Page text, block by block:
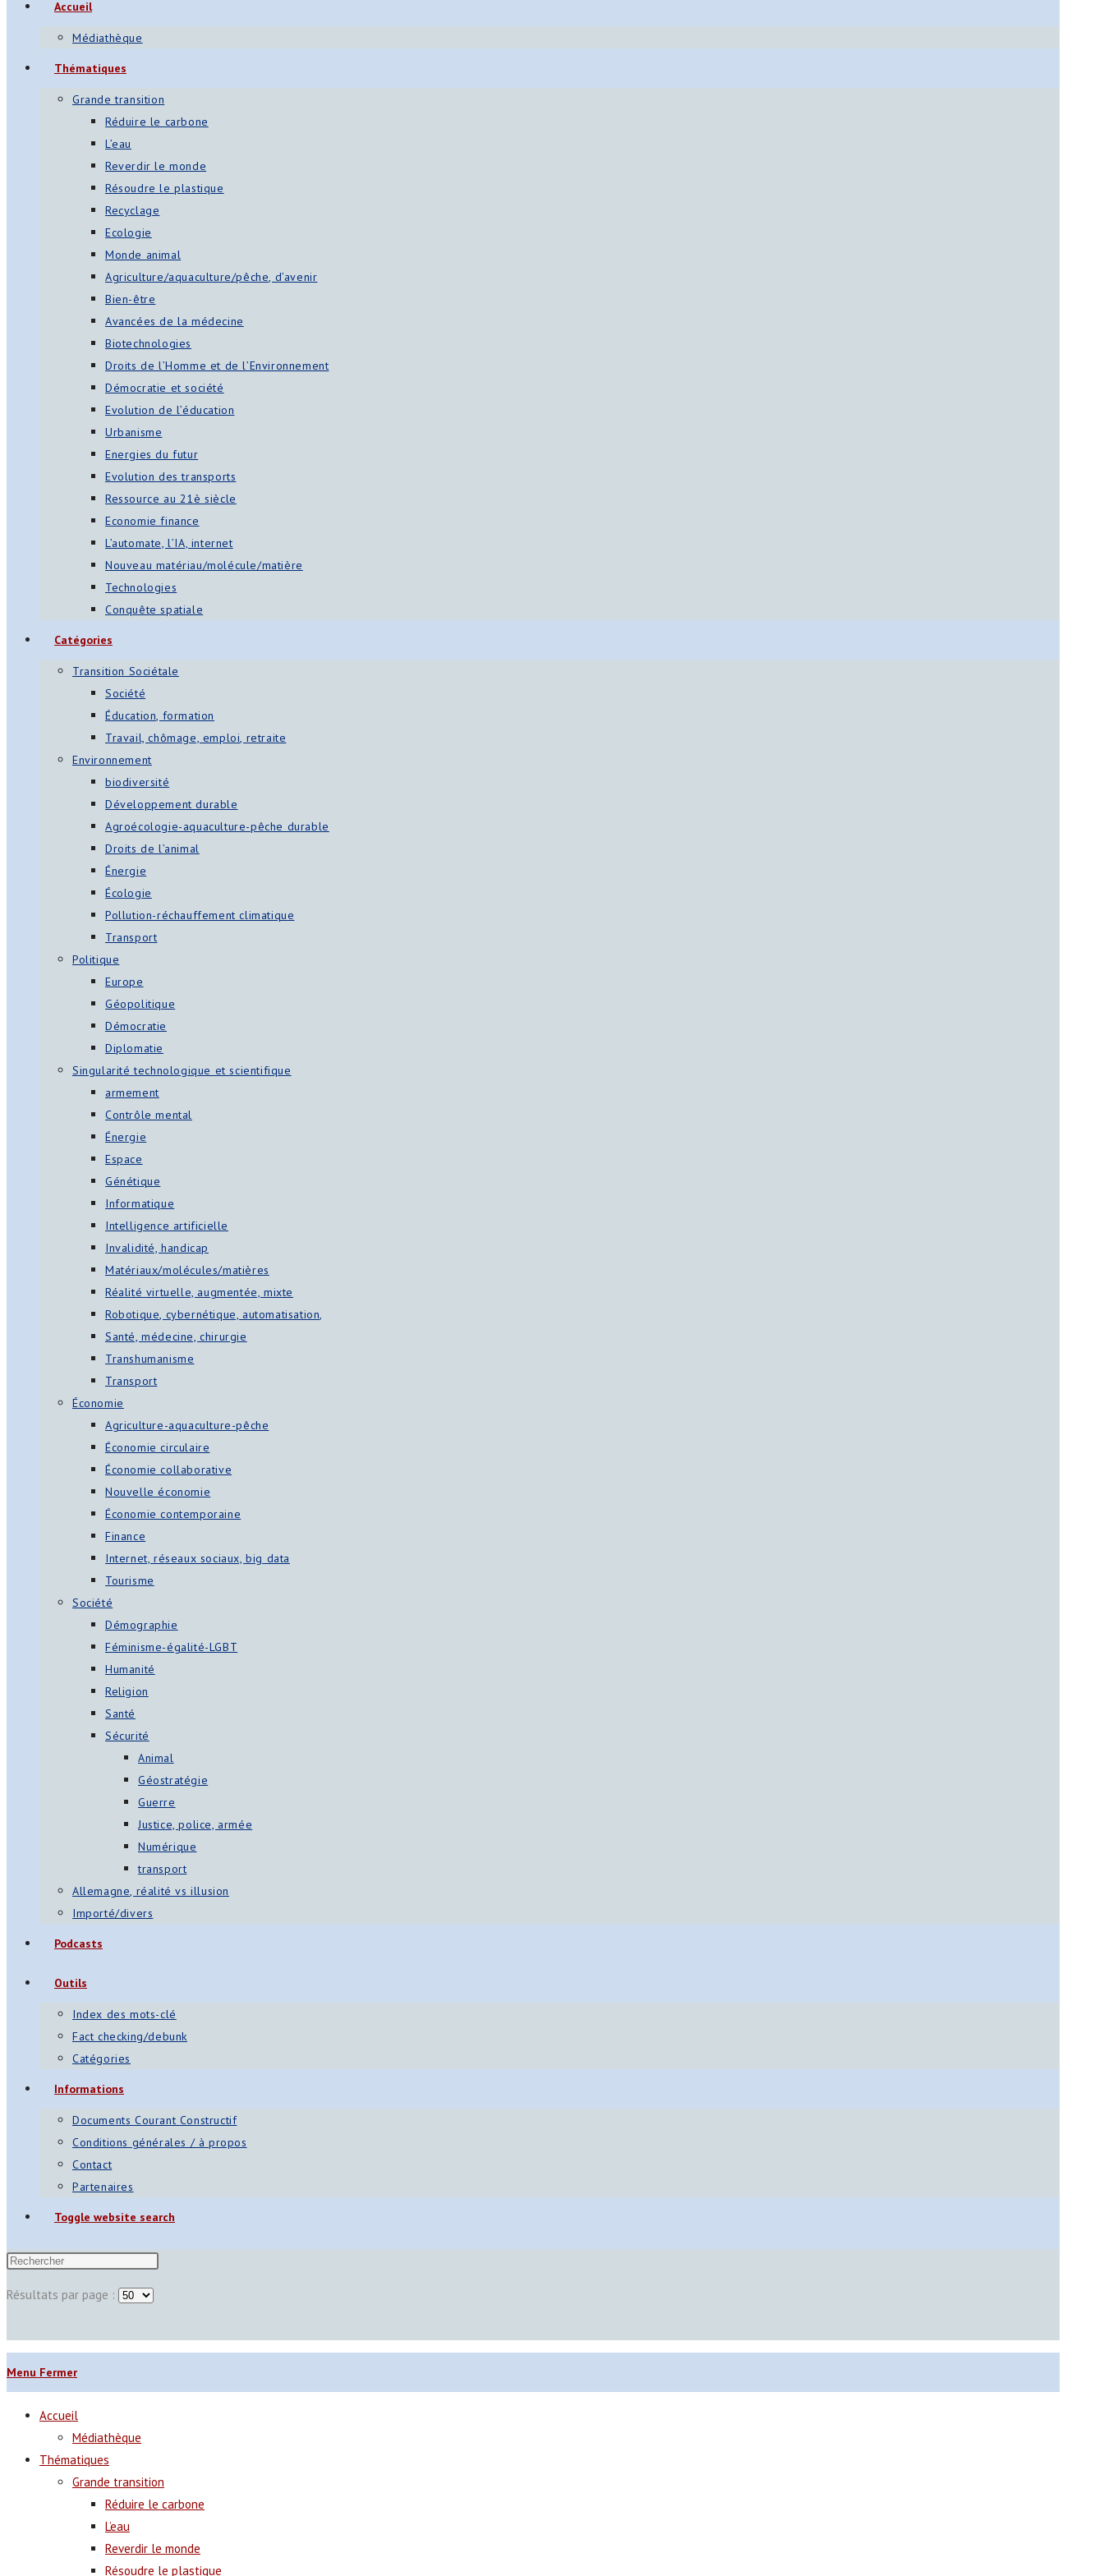
Accueil
Médiathèque
Thématiques
Grande transition
Réduire le carbone
L’eau
Reverdir le monde
Résoudre le plastique
Recyclage
Ecologie
Monde animal
Agriculture/aquaculture/pêche, d’avenir
Bien-être
Avancées de la médecine
Biotechnologies
Droits de l’Homme et de l’Environnement
Démocratie et société
Evolution de l’éducation
Urbanisme
Energies du futur
Evolution des transports
Ressource au 21è siècle
Economie finance
L’automate, l’IA, internet
Nouveau matériau/molécule/matière
Technologies
Conquête spatiale
Catégories
Transition Sociétale
Société
Éducation, formation
Travail, chômage, emploi, retraite
Environnement
biodiversité
Développement durable
Agroécologie-aquaculture-pêche durable
Droits de l’animal
Énergie
Écologie
Pollution-réchauffement climatique
Transport
Politique
Europe
Géopolitique
Démocratie
Diplomatie
Singularité technologique et scientifique
armement
Contrôle mental
Énergie
Espace
Génétique
Informatique
Intelligence artificielle
Invalidité, handicap
Matériaux/molécules/matières
Réalité virtuelle, augmentée, mixte
Robotique, cybernétique, automatisation,
Santé, médecine, chirurgie
Transhumanisme
Transport
Économie
Agriculture-aquaculture-pêche
Économie circulaire
Économie collaborative
Nouvelle économie
Économie contemporaine
Finance
Internet, réseaux sociaux, big data
Tourisme
Société
Démographie
Féminisme-égalité-LGBT
Humanité
Religion
Santé
Sécurité
Animal
Géostratégie
Guerre
Justice, police, armée
Numérique
transport
Allemagne, réalité vs illusion
Importé/divers
Podcasts
Outils
Index des mots-clé
Fact checking/debunk
Catégories
Informations
Documents Courant Constructif
Conditions générales / à propos
Contact
Partenaires
Toggle website search
Résultats par page :
Menu Fermer
Accueil
Médiathèque
Thématiques
Grande transition
Réduire le carbone
L’eau
Reverdir le monde
Résoudre le plastique